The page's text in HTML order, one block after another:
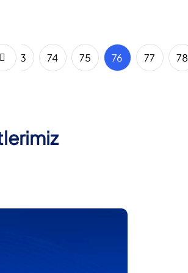
73 74 75 76 77 78